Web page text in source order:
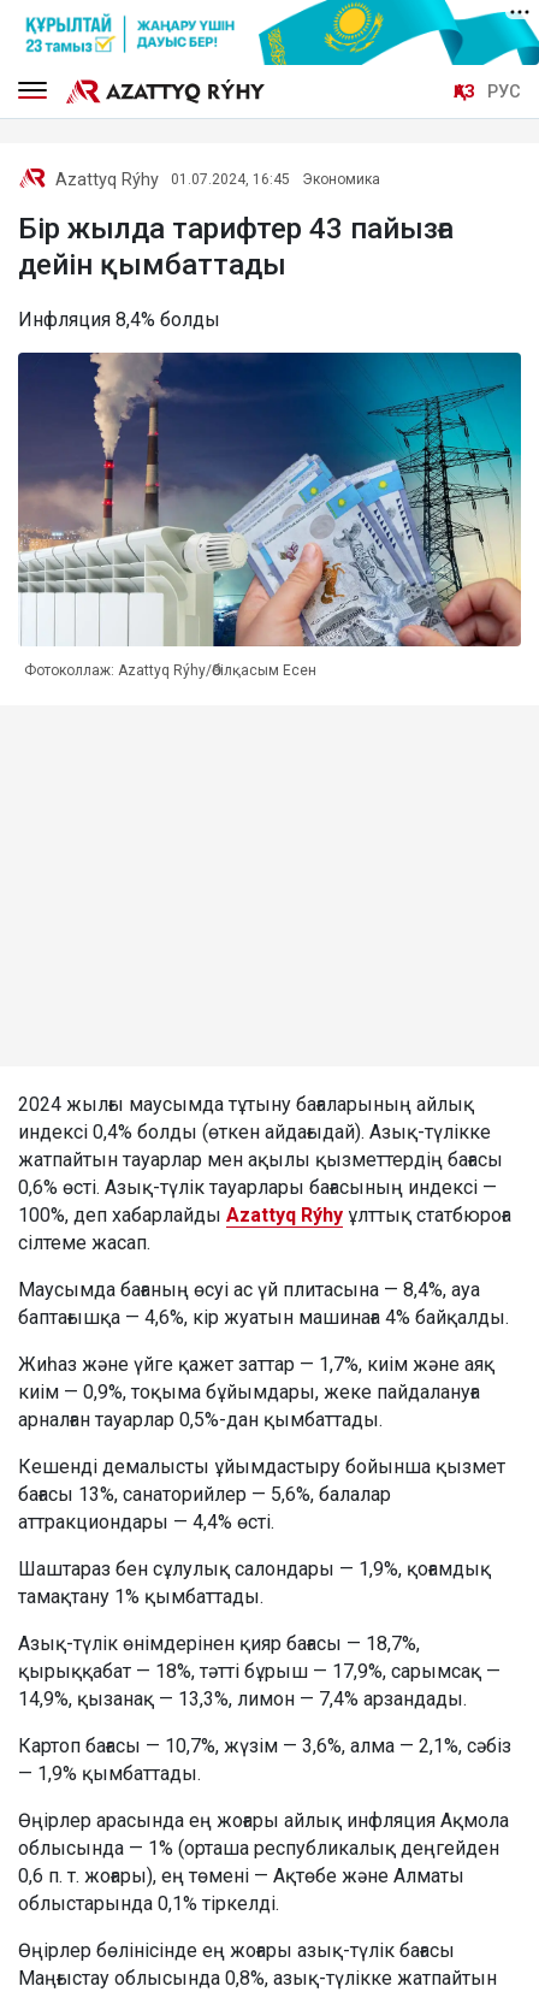
ҚАЗ РУС
Azattyq Rýhy 01.07.2024, 16:45 Экономика
Бір жылда тарифтер 43 пайызға
дейін қымбаттады
Инфляция 8,4% болды
Фотоколлаж: Azattyq Rýhy/Әбілқасым Есен
2024 жылғы маусымда тұтыну бағаларының айлық
индексі 0,4% болды (өткен айдағыдай). Азық-түлікке
жатпайтын тауарлар мен ақылы қызметтердің бағасы
0,6% өсті. Азық-түлік тауарлары бағасының индексі —
100%, деп хабарлайды Azattyq Rýhy ұлттық статбюроға
сілтеме жасап.
Маусымда бағаның өсуі ас үй плитасына — 8,4%, ауа
баптағышқа — 4,6%, кір жуатын машинаға 4% байқалды.
Жиһаз және үйге қажет заттар — 1,7%, киім және аяқ
киім — 0,9%, тоқыма бұйымдары, жеке пайдалануға
арналған тауарлар 0,5%-дан қымбаттады.
Кешенді демалысты ұйымдастыру бойынша қызмет
бағасы 13%, санаторийлер — 5,6%, балалар
аттракциондары — 4,4% өсті.
Шаштараз бен сұлулық салондары — 1,9%, қоғамдық
тамақтану 1% қымбаттады.
Азық-түлік өнімдерінен қияр бағасы — 18,7%,
қырыққабат — 18%, тәтті бұрыш — 17,9%, сарымсақ —
14,9%, қызанақ — 13,3%, лимон — 7,4% арзандады.
Картоп бағасы — 10,7%, жүзім — 3,6%, алма — 2,1%, сәбіз
— 1,9% қымбаттады.
Өңірлер арасында ең жоғары айлық инфляция Ақмола
облысында — 1% (орташа республикалық деңгейден
0,6 п. т. жоғары), ең төмені — Ақтөбе және Алматы
облыстарында 0,1% тіркелді.
Өңірлер бөлінісінде ең жоғары азық-түлік бағасы
Маңғыстау облысында 0,8%, азық-түлікке жатпайтын